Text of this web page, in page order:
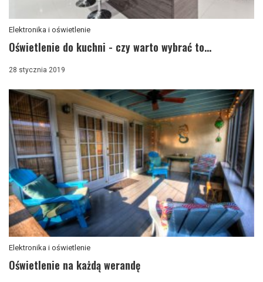
Elektronika i oświetlenie
Oświetlenie do kuchni - czy warto wybrać to...
28 stycznia 2019
Elektronika i oświetlenie
Oświetlenie na każdą werandę